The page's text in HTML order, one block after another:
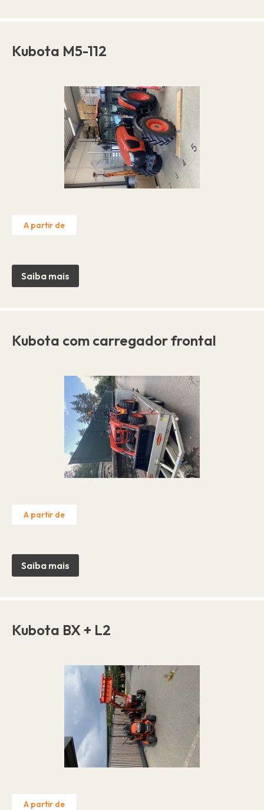
Kubota M5-112
A partir de
Saiba mais
Kubota com carregador frontal
A partir de
Saiba mais
Kubota BX + L2
A partir de